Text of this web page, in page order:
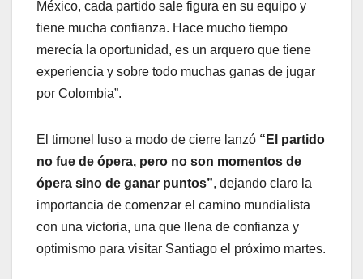
México, cada partido sale figura en su equipo y
tiene mucha confianza. Hace mucho tiempo
merecía la oportunidad, es un arquero que tiene
experiencia y sobre todo muchas ganas de jugar
por Colombia”.
El timonel luso a modo de cierre lanzó “El partido
no fue de ópera, pero no son momentos de
ópera sino de ganar puntos”, dejando claro la
importancia de comenzar el camino mundialista
con una victoria, una que llena de confianza y
optimismo para visitar Santiago el próximo martes.